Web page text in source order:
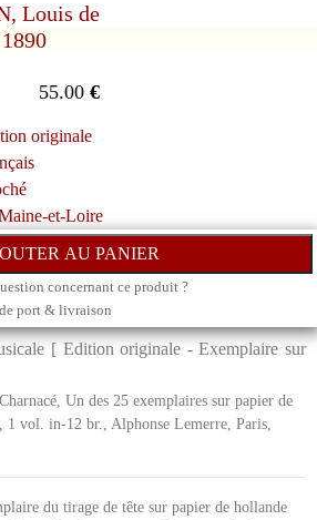
Louis de
55.00€
originale
et-Loire
concernant ce produit ?
port & livraison
[ Edition originale - Exemplaire sur
Un des 25 exemplaires sur papier de
1 vol. in-12 br., Alphonse Lemerre, Paris,
du tirage de tête sur papier de hollande